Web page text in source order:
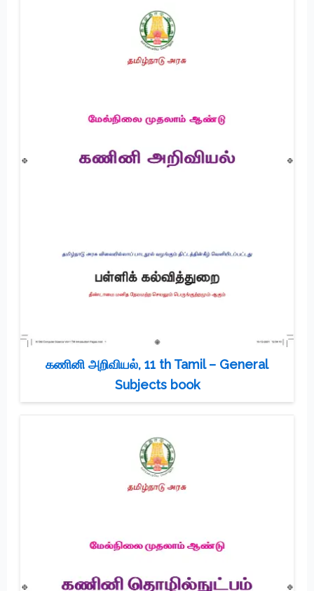
கணினி அறிவியல், 11 th Tamil – General
Subjects book